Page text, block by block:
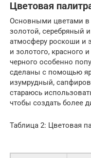
Цветовая
Основными цветами в
золотой, серебряный
атмосферу роскоши и
и золотого, красного
черного особенно
сделаны с помощью
изумрудный,
стараюсь
чтобы создать более
Таблица 2: Цветовая